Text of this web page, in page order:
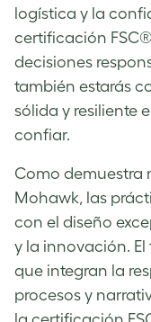
logística y la
certificación
decisiones
también estarás
sólida y resiliente
confiar.
Como demuestra
Mohawk, las
con el diseño
y la innovación.
que integran la
procesos y